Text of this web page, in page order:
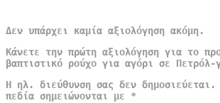
Δεν υπάρχει καμία αξιολόγηση ακόμη.
Κάνετε την πρώτη αξιολόγηση για το
βαπτιστικό ρούχο για αγόρι σε Πετρόλ-
Η ηλ. διεύθυνση σας δεν δημοσιεύεται.
πεδία σημειώνονται με *